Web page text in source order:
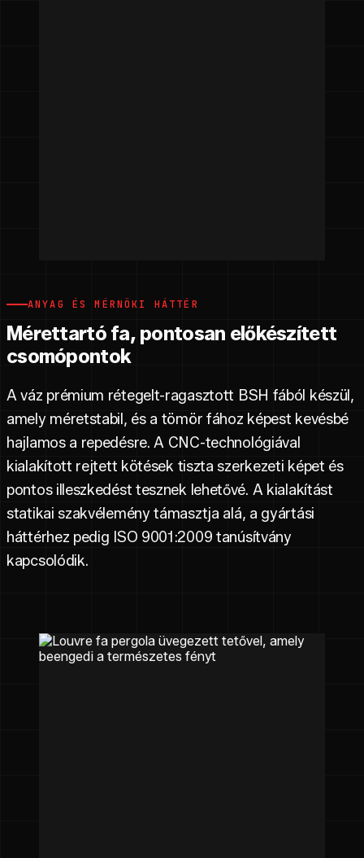
ANYAG ÉS MÉRNÖKI HÁTTÉR
Mérettartó fa, pontosan előkészített
csomópontok
A váz prémium rétegelt-ragasztott BSH fából készül,
amely méretstabil, és a tömör fához képest kevésbé
hajlamos a repedésre. A CNC-technológiával
kialakított rejtett kötések tiszta szerkezeti képet és
pontos illeszkedést tesznek lehetővé. A kialakítást
statikai szakvélemény támasztja alá, a gyártási
háttérhez pedig ISO 9001:2009 tanúsítvány
kapcsolódik.